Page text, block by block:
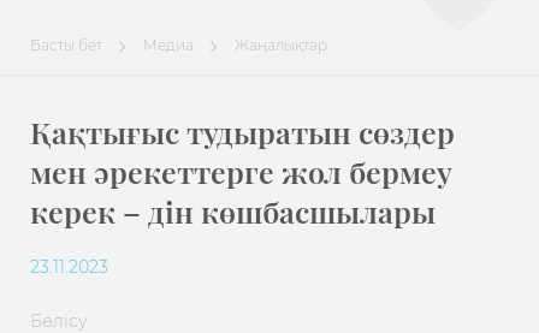
Басты бет Медиа Жаңалықтар
Қақтығыс тудыратын сөздер
мен әрекеттерге жол бермеу
керек – дін көшбасшылары
23.11.2023
Бөлісу